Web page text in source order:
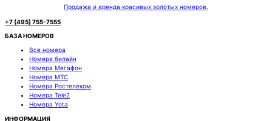
Продажа и аренда красивых золотых номеров.
+7 (495) 755-7555
БАЗА НОМЕРОВ
Все номера
Номера билайн
Номера Мегафон
Номера МТС
Номера Ростелеком
Номера Tele2
Номера Yota
ИНФОРМАЦИЯ